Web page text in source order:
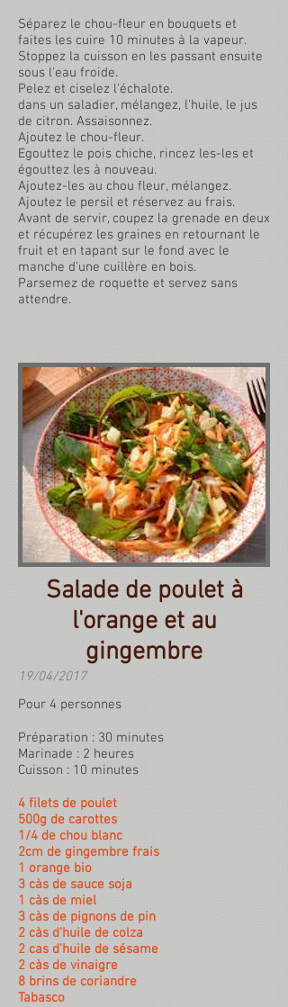
Séparez le chou-fleur en bouquets et
faites les cuire 10 minutes à la vapeur.
Stoppez la cuisson en les passant ensuite
sous l'eau froide.
Pelez et ciselez l'échalote.
dans un saladier, mélangez, l'huile, le jus
de citron. Assaisonnez.
Ajoutez le chou-fleur.
Egouttez le pois chiche, rincez les-les et
égouttez les à nouveau.
Ajoutez-les au chou fleur, mélangez.
Ajoutez le persil et réservez au frais.
Avant de servir, coupez la grenade en deux
et récupérez les graines en retournant le
fruit et en tapant sur le fond avec le
manche d'une cuillère en bois.
Parsemez de roquette et servez sans
attendre.
Salade de poulet à
l'orange et au
gingembre
19/04/2017
Pour 4 personnes
Préparation : 30 minutes
Marinade : 2 heures
Cuisson : 10 minutes
4 filets de poulet
500g de carottes
1/4 de chou blanc
2cm de gingembre frais
1 orange bio
3 càs de sauce soja
1 càs de miel
3 càs de pignons de pin
2 càs d'huile de colza
2 cas d'huile de sésame
2 càs de vinaigre
8 brins de coriandre
Tabasco